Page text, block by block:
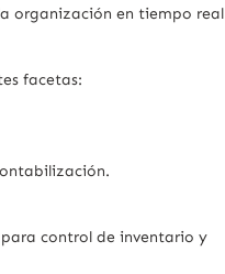
organización en tiempo real
facetas:
control de inventario y